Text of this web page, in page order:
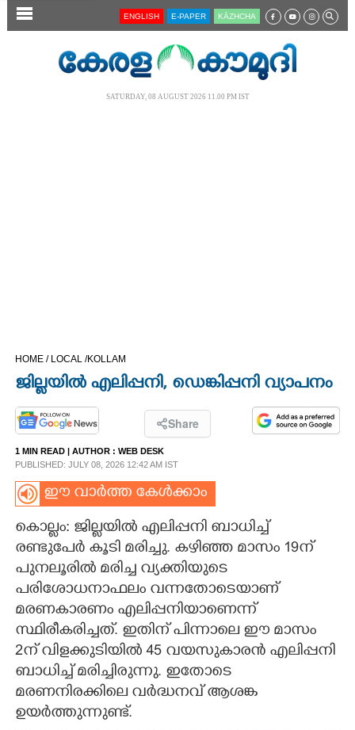
SECTIONS
OPINION
PHOTOS
LIFESTYLE
SPIRITUAL
ART
ASTRO
ENGLISH E-PAPER KĀZHCHA
SATURDAY, 08 AUGUST 2026 11.00 PM IST
HOME / LOCAL /KOLLAM
ജില്ലയിൽ എലിപ്പനി, ഡെങ്കിപ്പനി വ്യാപനം​
Share
1 MIN READ | AUTHOR : WEB DESK
PUBLISHED: JULY 08, 2026 12:42 AM IST
ഈ വാർത്ത കേൾക്കാം
കൊല്ലം: ജില്ലയിൽ എലിപ്പനി ബാധിച്ച്
രണ്ടുപേർ കൂടി മരിച്ചു. കഴിഞ്ഞ മാസം 19ന്
പുനലൂരിൽ മരിച്ച വ്യക്തിയുടെ
പരിശോധനാഫലം വന്നതോടെയാണ്
മരണകാരണം എലിപ്പനിയാണെന്ന്
സ്ഥിരീകരിച്ചത്. ഇതിന് പിന്നാലെ ഈ മാസം
2ന് വിളക്കുടിയിൽ 45 വയസുകാരൻ എലിപ്പനി
ബാധിച്ച് മരിച്ചിരുന്നു. ഇതോടെ
മരണനിരക്കിലെ വർദ്ധനവ് ആശങ്ക
ഉയർത്തുന്നുണ്ട്.